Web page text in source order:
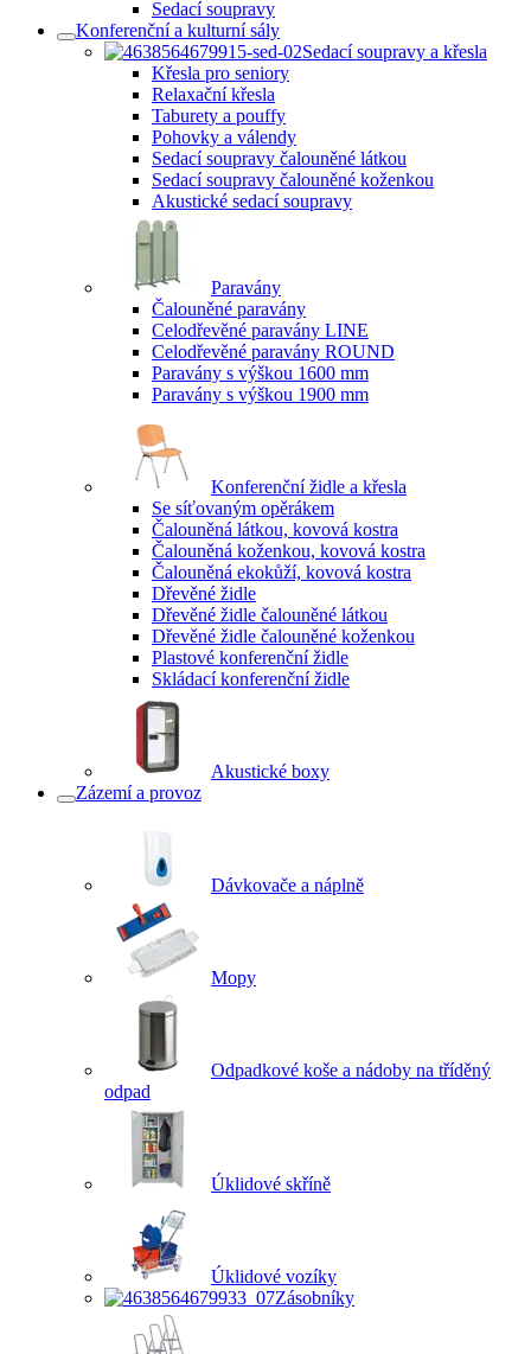
Sedací soupravy
Konferenční a kulturní sály
Sedací soupravy a křesla
Křesla pro seniory
Relaxační křesla
Taburety a pouffy
Pohovky a válendy
Sedací soupravy čalouněné látkou
Sedací soupravy čalouněné koženkou
Akustické sedací soupravy
Paravány
Čalouněné paravány
Celodřevěné paravány LINE
Celodřevěné paravány ROUND
Paravány s výškou 1600 mm
Paravány s výškou 1900 mm
Konferenční židle a křesla
Se síťovaným opěrákem
Čalouněná látkou, kovová kostra
Čalouněná koženkou, kovová kostra
Čalouněná ekokůží, kovová kostra
Dřevěné židle
Dřevěné židle čalouněné látkou
Dřevěné židle čalouněné koženkou
Plastové konferenční židle
Skládací konferenční židle
Akustické boxy
Zázemí a provoz
Dávkovače a náplně
Mopy
Odpadkové koše a nádoby na tříděný
odpad
Úklidové skříně
Úklidové vozíky
Zásobníky